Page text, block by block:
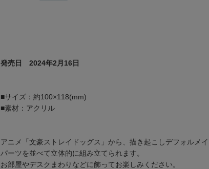
発売日 2024年2月16日
■サイズ：約100×118(mm)
■素材：アクリル
アニメ「文豪ストレイドッグス」から、描き起こしデフォルメ
パーツを並べて立体的に組み立てられます。
お部屋やデスクまわりなどに飾ってお楽しみください。